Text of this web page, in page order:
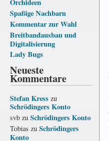
Orchideen
Spaßige Nachbarn
Kommentar zur Wahl
Breitbandausbau und
Digitalisierung
Lady Bugs
Neueste
Kommentare
Stefan Kress zu
Schrödingers Konto
svb zu Schrödingers Konto
Tobias zu Schrödingers
Konto